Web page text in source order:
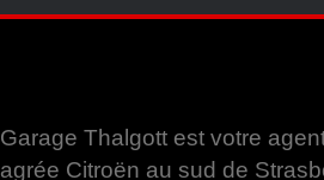
Garage Thalgott est votre
agrée Citroën au sud de